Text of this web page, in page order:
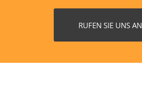
RUFEN SIE UNS AN